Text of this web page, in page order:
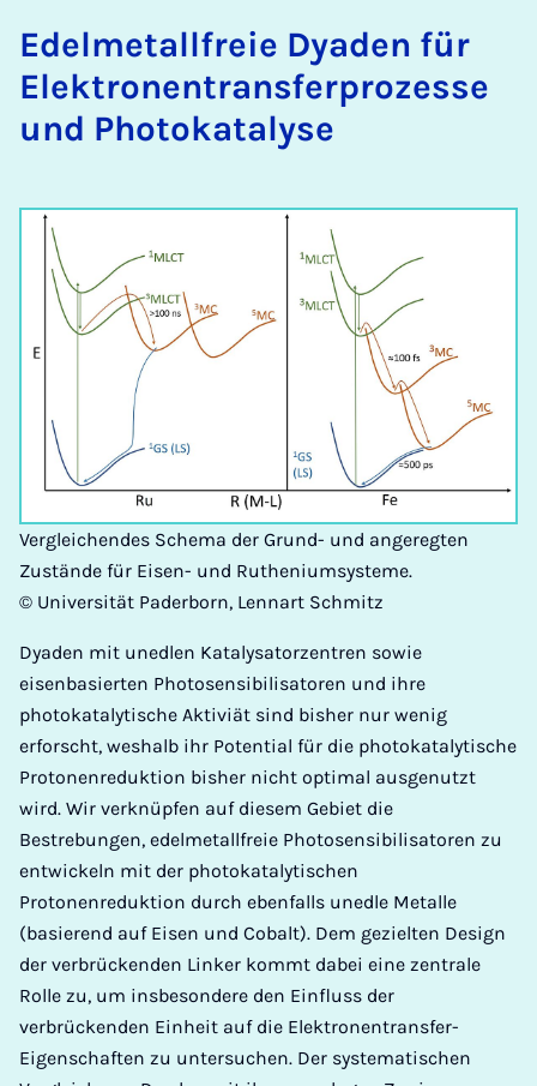
Edel­me­tall­freie Dya­den für
Elek­tro­nen­trans­fer­pro­zes­se
und Pho­to­ka­ta­ly­se
Vergleichendes Schema der Grund- und angeregten
Zustände für Eisen- und Rutheniumsysteme.
© Universität Paderborn, Lennart Schmitz
Dyaden mit unedlen Katalysatorzentren sowie
eisenbasierten Photosensibilisatoren und ihre
photokatalytische Aktiviät sind bisher nur wenig
erforscht, weshalb ihr Potential für die photokatalytische
Protonenreduktion bisher nicht optimal ausgenutzt
wird. Wir verknüpfen auf diesem Gebiet die
Bestrebungen, edelmetallfreie Photosensibilisatoren zu
entwickeln mit der photokatalytischen
Protonenreduktion durch ebenfalls unedle Metalle
(basierend auf Eisen und Cobalt). Dem gezielten Design
der verbrückenden Linker kommt dabei eine zentrale
Rolle zu, um insbesondere den Einfluss der
verbrückenden Einheit auf die Elektronentransfer-
Eigenschaften zu untersuchen. Der systematischen